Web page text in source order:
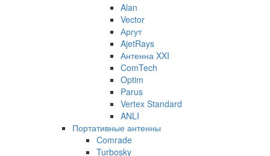
Alan
Vector
Аргут
AjetRays
Антенна XXI
ComTech
Optim
Parus
Vertex Standard
ANLI
Портативные антенны
Comrade
Turbosky